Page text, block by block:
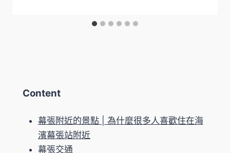
Content
幕張附近的景點 | 為什麼很多人喜歡住在海
濱幕張站附近
幕張交通